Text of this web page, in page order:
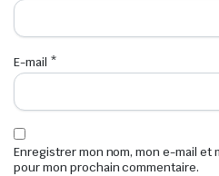
E-mail *
Enregistrer mon nom, mon e-mail et
pour mon prochain commentaire.